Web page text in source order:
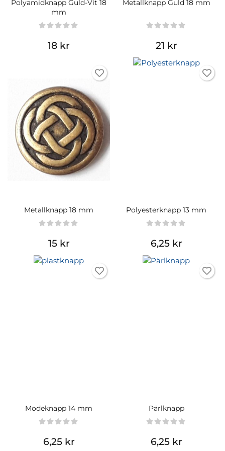
Polyamidknapp Guld-Vit 18
mm
18 kr
Metallknapp Guld 18 mm
21 kr
Metallknapp 18 mm
15 kr
Polyesterknapp 13 mm
6,25 kr
Modeknapp 14 mm
6,25 kr
Pärlknapp
6,25 kr